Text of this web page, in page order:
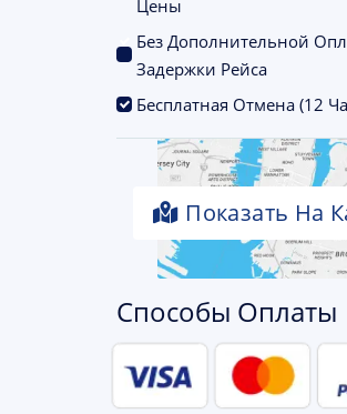
Цены
Без Дополнительной
Задержки Рейса
Бесплатная Отмена (12
Показать На
Способы Оплаты